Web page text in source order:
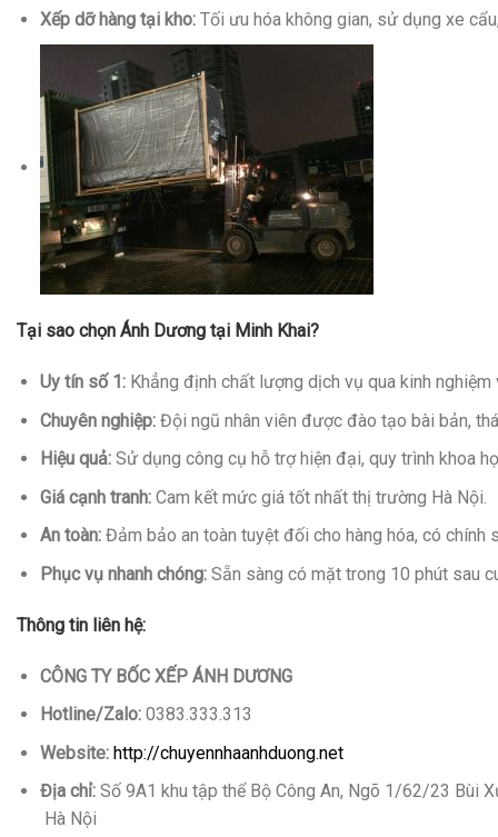
Xếp dỡ hàng tại kho:Tối ưu hóa không gian, sử dụng xe
Tại sao chọn Ánh Dương tại Minh Khai?
Uy tín số 1:Khẳng định chất lượng dịch vụ qua kinh nghiệm
Chuyên nghiệp:Đội ngũ nhân viên được đào tạo bài bản,
Hiệu quả:Sử dụng công cụ hỗ trợ hiện đại, quy trình khoa
Giá cạnh tranh:Cam kết mức giá tốt nhất thị trường Hà Nội.
An toàn:Đảm bảo an toàn tuyệt đối cho hàng hóa, có chính
Phục vụ nhanh chóng:Sẵn sàng có mặt trong 10 phút sau
Thông tin liên hệ:
CÔNG TY BỐC XẾP ÁNH DƯƠNG
Hotline/Zalo:0383.333.313
Website: http://chuyennhaanhduong.net
Địa chỉ:Số 9A1 khu tập thể Bộ Công An, Ngõ 1/62/23 Bùi
Hà Nội